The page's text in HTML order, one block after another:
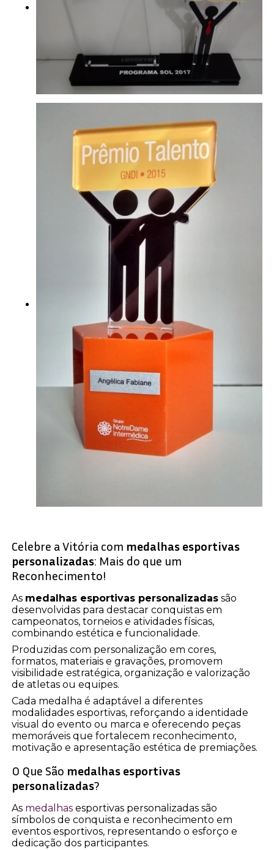
Celebre a Vitória com medalhas esportivas
personalizadas: Mais do que um
Reconhecimento!
As medalhas esportivas personalizadas são
desenvolvidas para destacar conquistas em
campeonatos, torneios e atividades físicas,
combinando estética e funcionalidade.
Produzidas com personalização em cores,
formatos, materiais e gravações, promovem
visibilidade estratégica, organização e valorização
de atletas ou equipes.
Cada medalha é adaptável a diferentes
modalidades esportivas, reforçando a identidade
visual do evento ou marca e oferecendo peças
memoráveis que fortalecem reconhecimento,
motivação e apresentação estética de premiações.
O Que São medalhas esportivas
personalizadas?
As medalhas esportivas personalizadas são
símbolos de conquista e reconhecimento em
eventos esportivos, representando o esforço e
dedicação dos participantes.